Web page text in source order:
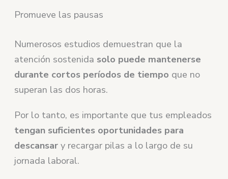
Promueve las pausas
Numerosos estudios demuestran que la
atención sostenida solo puede mantenerse
durante cortos períodos de tiempo que no
superan las dos horas.
Por lo tanto, es importante que tus empleados
tengan suficientes oportunidades para
descansary recargar pilas a lo largo de su
jornada laboral.